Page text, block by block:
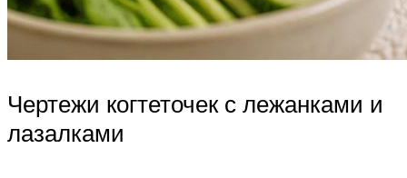
Чертежи когтеточек с лежанками и
лазалками